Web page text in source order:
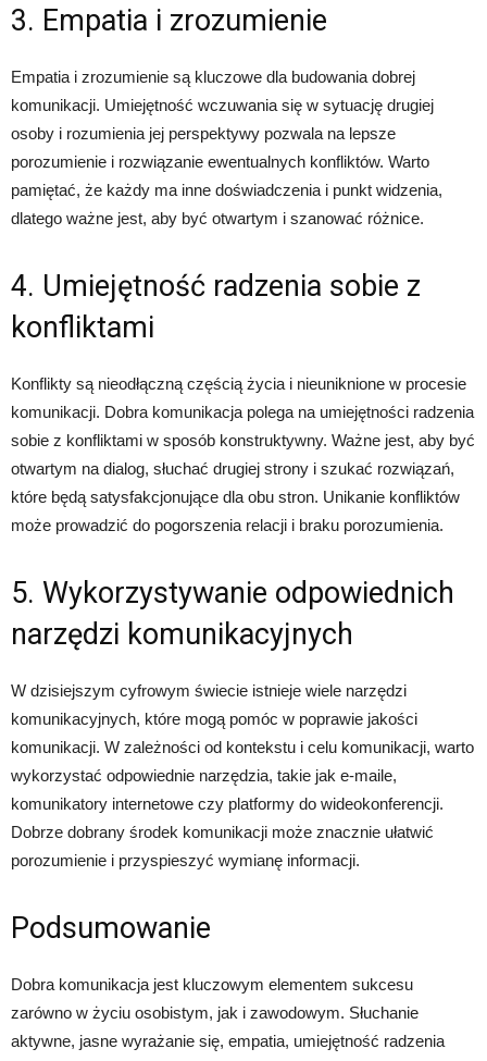
3. Empatia i zrozumienie
Empatia i zrozumienie są kluczowe dla budowania dobrej
komunikacji. Umiejętność wczuwania się w sytuację drugiej
osoby i rozumienia jej perspektywy pozwala na lepsze
porozumienie i rozwiązanie ewentualnych konfliktów. Warto
pamiętać, że każdy ma inne doświadczenia i punkt widzenia,
dlatego ważne jest, aby być otwartym i szanować różnice.
4. Umiejętność radzenia sobie z
konfliktami
Konflikty są nieodłączną częścią życia i nieuniknione w procesie
komunikacji. Dobra komunikacja polega na umiejętności radzenia
sobie z konfliktami w sposób konstruktywny. Ważne jest, aby być
otwartym na dialog, słuchać drugiej strony i szukać rozwiązań,
które będą satysfakcjonujące dla obu stron. Unikanie konfliktów
może prowadzić do pogorszenia relacji i braku porozumienia.
5. Wykorzystywanie odpowiednich
narzędzi komunikacyjnych
W dzisiejszym cyfrowym świecie istnieje wiele narzędzi
komunikacyjnych, które mogą pomóc w poprawie jakości
komunikacji. W zależności od kontekstu i celu komunikacji, warto
wykorzystać odpowiednie narzędzia, takie jak e-maile,
komunikatory internetowe czy platformy do wideokonferencji.
Dobrze dobrany środek komunikacji może znacznie ułatwić
porozumienie i przyspieszyć wymianę informacji.
Podsumowanie
Dobra komunikacja jest kluczowym elementem sukcesu
zarówno w życiu osobistym, jak i zawodowym. Słuchanie
aktywne, jasne wyrażanie się, empatia, umiejętność radzenia